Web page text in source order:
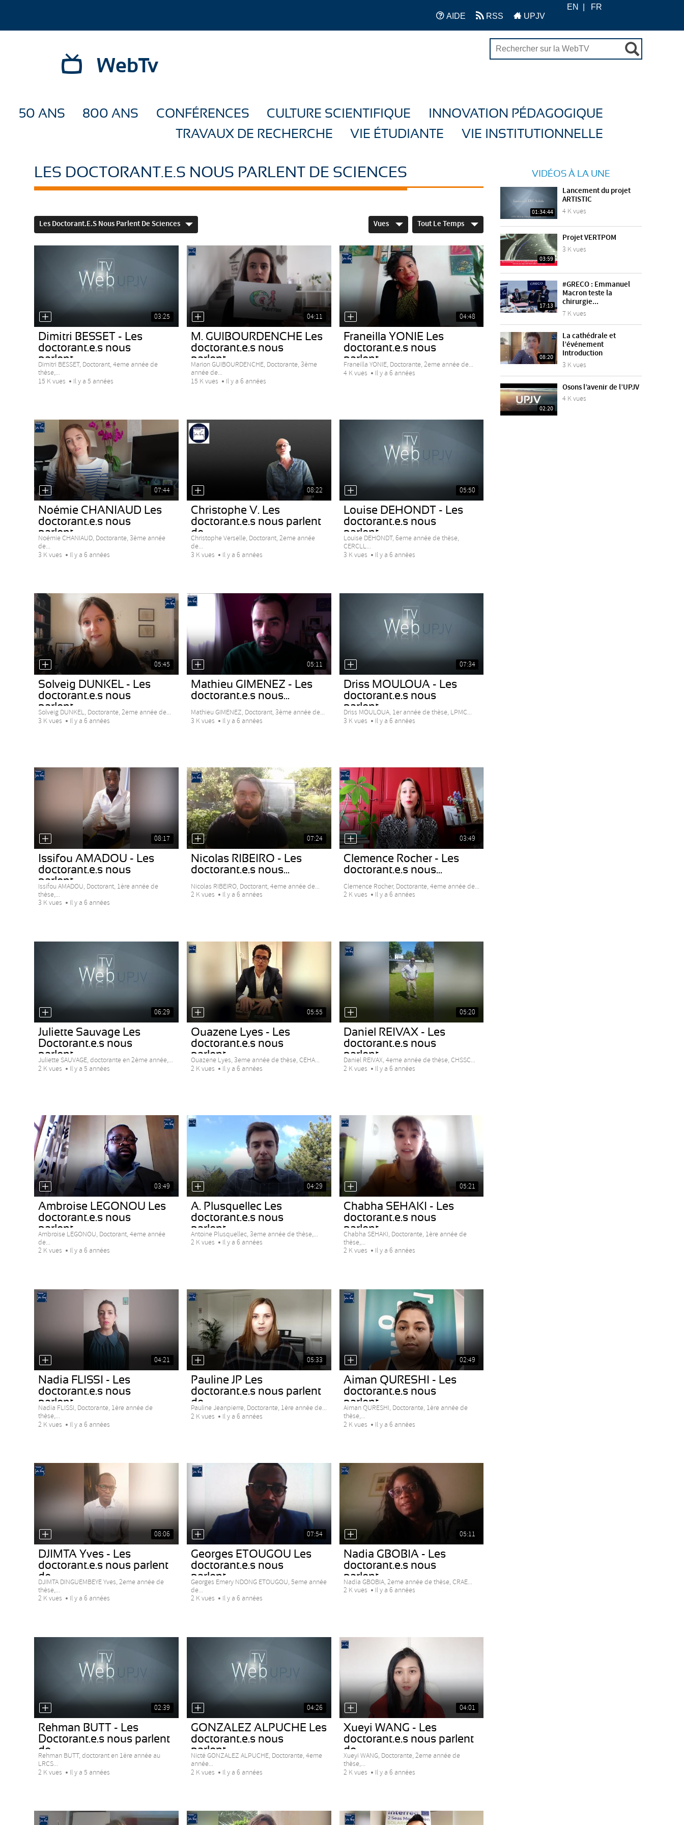
AIDE RSS UPJV
EN FR
WebTv
50 ANS 800 ANS CONFÉRENCES CULTURE SCIENTIFIQUE
INNOVATION PÉDAGOGIQUE
TRAVAUX DE RECHERCHE
VIE ÉTUDIANTE VIE INSTITUTIONNELLE
LES DOCTORANT.E.S NOUS PARLENT DE SCIENCES
Les Doctorant.e.s Nous Parlent De Sciences Vues Tout Le Temps
03:25
Dimitri BESSET - Les
doctorant.e.s nous
parlent...
Dimitri BESSET, Doctorant, 4eme année de
thèse,...
15 K vues
Il y a 5 années
04:11
M. GUIBOURDENCHE Les
doctorant.e.s nous
parlent...
Marion GUIBOURDENCHE, Doctorante, 3ème
année de...
15 K vues
Il y a 6 années
04:48
Franeilla YONIE Les
doctorant.e.s nous
parlent...
Franeilla YONIE, Doctorante, 2eme année de...
4 K vues
Il y a 6 années
07:44
Noémie CHANIAUD Les
doctorant.e.s nous
parlent...
Noémie CHANIAUD, Doctorante, 3ème année
de...
3 K vues
Il y a 6 années
08:22
Christophe V. Les
doctorant.e.s nous parlent
de...
Christophe Verselle, Doctorant, 2eme année
de...
3 K vues
Il y a 6 années
05:50
Louise DEHONDT - Les
doctorant.e.s nous
parlent...
Louise DEHONDT, 6eme année de thèse,
CERCLL...
3 K vues
Il y a 6 années
05:45
Solveig DUNKEL - Les
doctorant.e.s nous
parlent...
Solveig DUNKEL, Doctorante, 2eme année de...
3 K vues
Il y a 6 années
05:11
Mathieu GIMENEZ - Les
doctorant.e.s nous...
Mathieu GIMENEZ, Doctorant, 3ème année de...
3 K vues
Il y a 6 années
07:34
Driss MOULOUA - Les
doctorant.e.s nous
parlent...
Driss MOULOUA, 1er année de thèse, LPMC...
3 K vues
Il y a 6 années
08:17
Issifou AMADOU - Les
doctorant.e.s nous
parlent...
Issifou AMADOU, Doctorant, 1ère année de
thèse,...
3 K vues
Il y a 6 années
07:24
Nicolas RIBEIRO - Les
doctorant.e.s nous...
Nicolas RIBEIRO, Doctorant, 4eme année de...
2 K vues
Il y a 6 années
03:49
Clemence Rocher - Les
doctorant.e.s nous...
Clemence Rocher, Doctorante, 4eme année de...
2 K vues
Il y a 6 années
06:29
Juliette Sauvage Les
Doctorant.e.s nous
parlent...
Juliette SAUVAGE, doctorante en 2ème année,...
2 K vues
Il y a 5 années
05:55
Ouazene Lyes - Les
doctorant.e.s nous
parlent...
Ouazene Lyes, 3eme année de thèse, CEHA...
2 K vues
Il y a 6 années
05:20
Daniel REIVAX - Les
doctorant.e.s nous
parlent...
Daniel REIVAX, 4eme année de thèse, CHSSC...
2 K vues
Il y a 6 années
03:49
Ambroise LEGONOU Les
doctorant.e.s nous
parlent...
Ambroise LEGONOU, Doctorant, 4eme année
de...
2 K vues
Il y a 6 années
04:29
A. Plusquellec Les
doctorant.e.s nous
parlent...
Antoine Plusquellec, 3eme année de thèse,...
2 K vues
Il y a 6 années
05:21
Chabha SEHAKI - Les
doctorant.e.s nous
parlent...
Chabha SEHAKI, Doctorante, 1ère année de
thèse,...
2 K vues
Il y a 6 années
04:21
Nadia FLISSI - Les
doctorant.e.s nous
parlent...
Nadia FLISSI, Doctorante, 1ère année de
thèse,...
2 K vues
Il y a 6 années
05:33
Pauline JP Les
doctorant.e.s nous parlent
de...
Pauline Jeanpierre, Doctorante, 1ère année de...
2 K vues
Il y a 6 années
02:49
Aiman QURESHI - Les
doctorant.e.s nous
parlent...
Aiman QURESHI, Doctorante, 1ère année de
thèse,...
2 K vues
Il y a 6 années
08:06
DJIMTA Yves - Les
doctorant.e.s nous parlent
de...
DJIMTA DINGUEMBEYE Yves, 2eme année de
thèse,...
2 K vues
Il y a 6 années
07:54
Georges ETOUGOU Les
doctorant.e.s nous
parlent...
Georges Emery NDONG ETOUGOU, 5eme année
de...
2 K vues
Il y a 6 années
05:11
Nadia GBOBIA - Les
doctorant.e.s nous
parlent...
Nadia GBOBIA, 2eme année de thèse, CRAE...
2 K vues
Il y a 6 années
02:39
Rehman BUTT - Les
Doctorant.e.s nous parlent
de...
Rehman BUTT, doctorant en 1ère année au
LRCS...
2 K vues
Il y a 5 années
04:26
GONZALEZ ALPUCHE Les
doctorant.e.s nous
parlent...
Nicté GONZALEZ ALPUCHE, Doctorante, 4eme
année...
2 K vues
Il y a 6 années
04:01
Xueyi WANG - Les
doctorant.e.s nous parlent
de...
Xueyi WANG, Doctorante, 2eme année de
thèse,...
2 K vues
Il y a 6 années
VIDÉOS À LA UNE
01:34:44
Lancement du projet
ARTISTIC
4 K vues
03:59
Projet VERTPOM
3 K vues
17:13
#GRECO : Emmanuel
Macron teste la
chirurgie...
7 K vues
08:20
La cathédrale et
l’événement
Introduction
3 K vues
02:20
Osons l’avenir de l’UPJV
4 K vues